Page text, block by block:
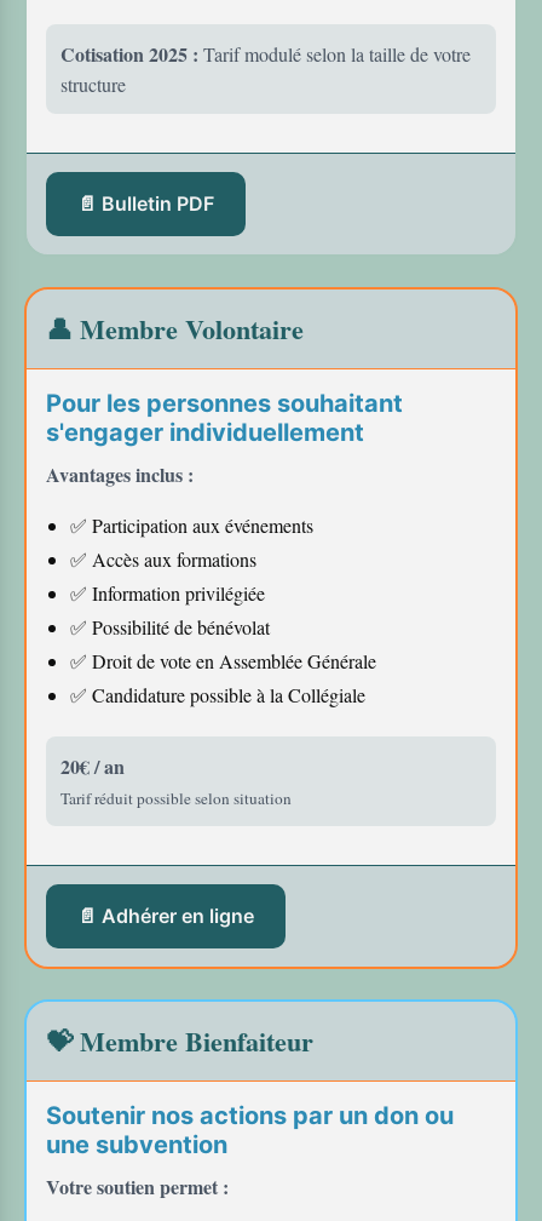
Cotisation 2025 : Tarif modulé selon la taille de votre
structure
📄 Bulletin PDF
👤 Membre Volontaire
Pour les personnes souhaitant
s'engager individuellement
Avantages inclus :
✅ Participation aux événements
✅ Accès aux formations
✅ Information privilégiée
✅ Possibilité de bénévolat
✅ Droit de vote en Assemblée Générale
✅ Candidature possible à la Collégiale
20€ / an
Tarif réduit possible selon situation
📄 Adhérer en ligne
💝 Membre Bienfaiteur
Soutenir nos actions par un don ou
une subvention
Votre soutien permet :